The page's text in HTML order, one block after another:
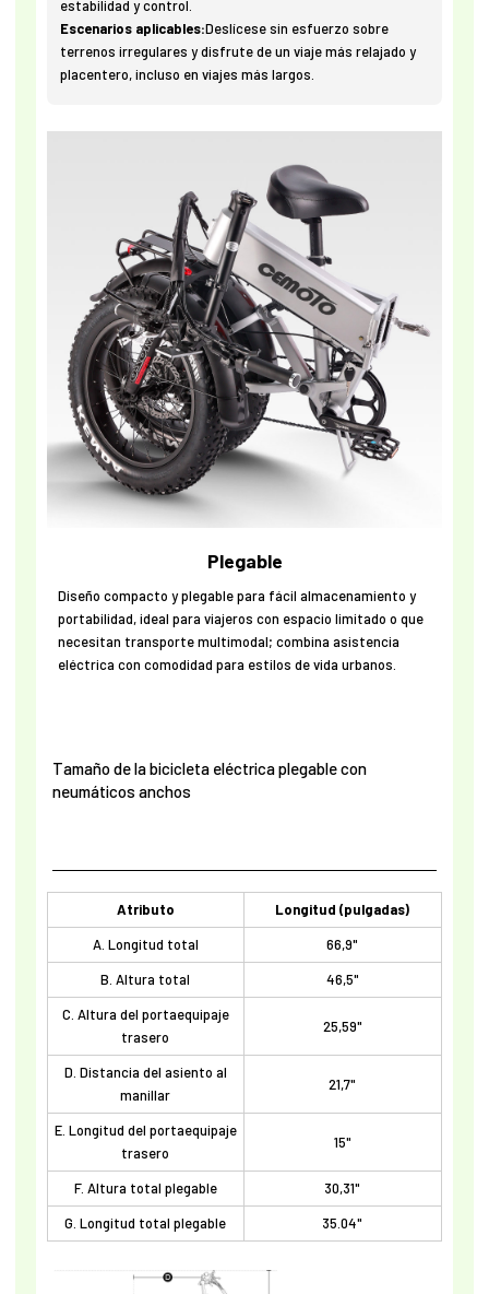
estabilidad y control.
Escenarios aplicables:Deslícese sin esfuerzo sobre
terrenos irregulares y disfrute de un viaje más relajado y
placentero, incluso en viajes más largos.
Plegable
Diseño compacto y plegable para fácil almacenamiento y
portabilidad, ideal para viajeros con espacio limitado o que
necesitan transporte multimodal; combina asistencia
eléctrica con comodidad para estilos de vida urbanos.
Tamaño de la bicicleta eléctrica plegable con
neumáticos anchos
Atributo
Longitud (pulgadas)
A. Longitud total
66,9"
B. Altura total
46,5"
C. Altura del portaequipaje
trasero
25,59"
D. Distancia del asiento al
manillar
21,7"
E. Longitud del portaequipaje
trasero
15"
F. Altura total plegable
30,31"
G. Longitud total plegable
35.04"